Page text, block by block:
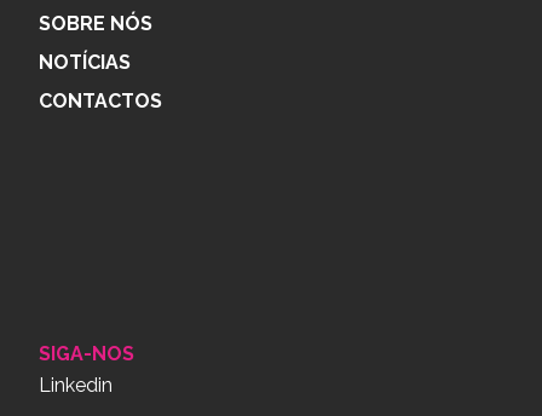
SOBRE NÓS
NOTÍCIAS
CONTACTOS
SIGA-NOS
Linkedin